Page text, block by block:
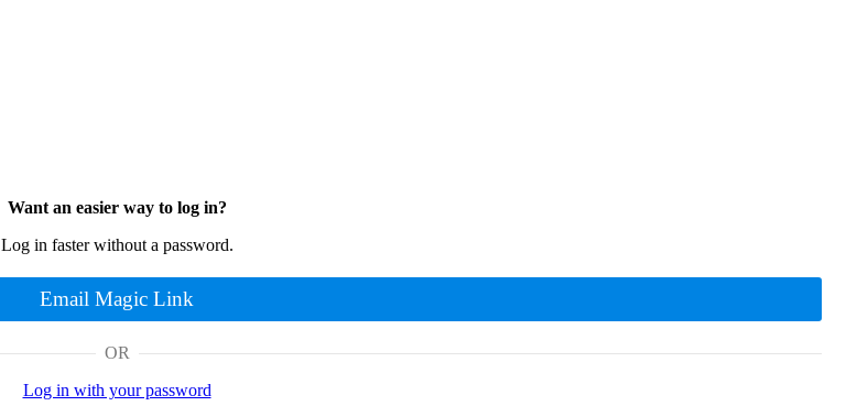
Want an easier way to log in?
Log in faster without a password.
Email Magic Link
OR
Log in with your password